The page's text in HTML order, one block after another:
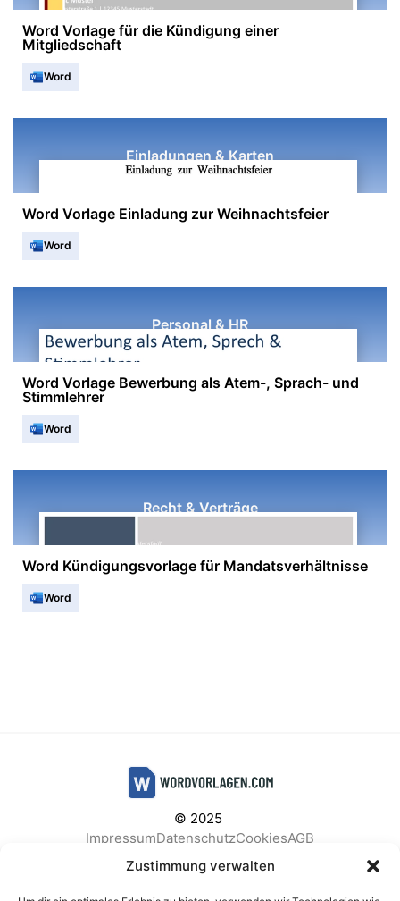
Zustimmung verwalten
Word Vorlage für die Kündigung einer
Mitgliedschaft
Word
Einladungen & Karten
Word Vorlage Einladung zur Weihnachtsfeier
Word
Personal & HR
Word Vorlage Bewerbung als Atem-, Sprach- und
Stimmlehrer
Word
Recht & Verträge
Word Kündigungsvorlage für Mandatsverhältnisse
Word
© 2025
ImpressumDatenschutzCookiesAGB
Facebook
Instagram